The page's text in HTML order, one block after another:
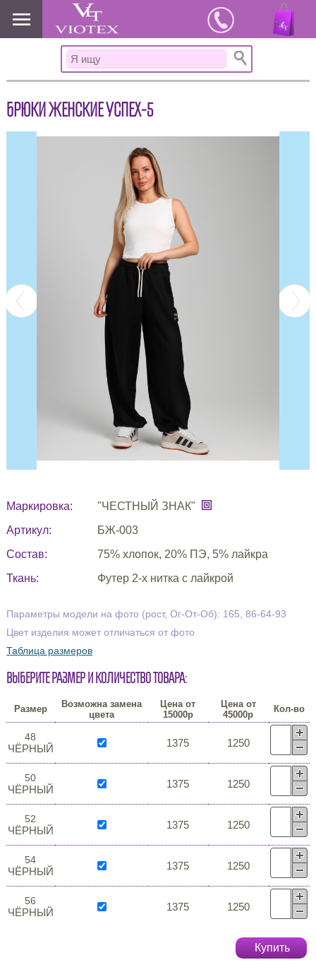
www.viotex37.ru
БРЮКИ ЖЕНСКИЕ УСПЕХ-5
Маркировка:
"ЧЕСТНЫЙ ЗНАК"
Артикул:
БЖ-003
Состав:
75% хлопок, 20% ПЭ, 5% лайкра
Ткань:
Футер 2-х нитка с лайкрой
Параметры модели на фото (рост, Ог-От-Об): 165, 86-64-93
Цвет изделия может отличаться от фото
Таблица размеров
Выберите размер и количество товара:
Размер
Возможна замена
цвета
Цена от
15000р
Цена от
45000р
Кол-во
48
ЧЁРНЫЙ 1375 1250
50
ЧЁРНЫЙ 1375 1250
52
ЧЁРНЫЙ 1375 1250
54
ЧЁРНЫЙ 1375 1250
56
ЧЁРНЫЙ 1375 1250
Купить